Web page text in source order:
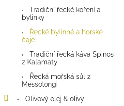
Tradiční řecké koření a
bylinky
Řecké bylinné a horské
čaje
Tradiční řecká káva Spinos
z Kalamaty
Řecká mořská sůl z
Messolongi
Olivový olej & olivy